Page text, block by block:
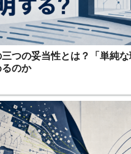
つの妥当性とは？「単純
のか